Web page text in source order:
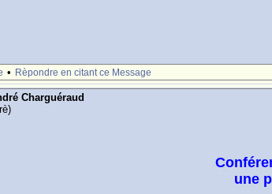
• Rèpondre en citant ce Message
Charguéraud
une